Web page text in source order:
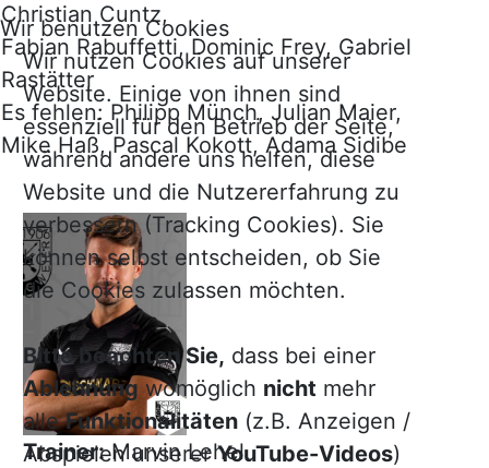
Christian Cuntz,
Fabian Rabuffetti, Dominic Frey, Gabriel
Rastätter
Es fehlen: Philipp Münch, Julian Maier,
Mike Haß, Pascal Kokott, Adama Sidibe
Trainer:Marvin Lehel
Wir benutzen Cookies
Wir nutzen Cookies auf unserer
Website. Einige von ihnen sind
essenziell für den Betrieb der Seite,
während andere uns helfen, diese
Website und die Nutzererfahrung zu
verbessern (Tracking Cookies). Sie
können selbst entscheiden, ob Sie
die Cookies zulassen möchten.
Bitte beachten Sie, dass bei einer
Ablehnung womöglich nicht mehr
alleFunktionalitäten(z.B. Anzeigen /
Abspielen unsererYouTube-Videos)